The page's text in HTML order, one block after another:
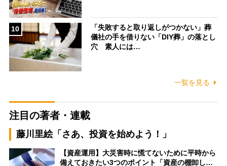
10
「失敗すると取り返しがつかない」葬
儀社の手を借りない「DIY葬」の落とし
穴 素人には…
一覧を見る
注目の著者・連載
藤川里絵「さあ、投資を始めよう！」
【資産運用】大災害時に慌てないために平時から
備えておきたい3つのポイント「資産の棚卸し…